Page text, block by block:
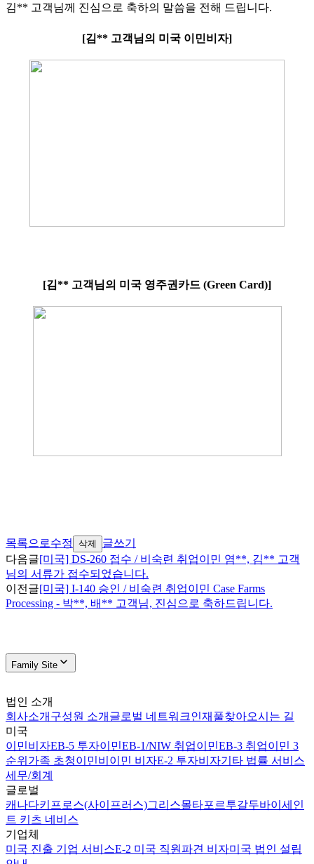
김** 고객님께 진심으로 축하의 말씀을 전해 드립니다.
[김** 고객님의 미국 이민비자]
[김** 고객님의 미국 영주권카드 (Green Card)]
목록으로수정 삭제
글쓰기
다음글[미국] DS-260 접수 / 비숙련 취업이민 염**, 김** 고객
님의 서류가 접수되었습니다.
이전글[미국] I-140 승인 / 비숙련 취업이민 Case Farms
Processing - 박**, 배** 고객님, 진심으로 축하드립니다.
Family Site
법인 소개
회사소개 구성원 소개 글로벌 네트워크인재풀찾아오시는 길
미국
이민비자EB-5 투자이민EB-1/NIW 취업이민EB-3 취업이민 3
순위 가족 초청이민비이민 비자E-2 투자비자기타 법률 서비스
세무/회계
글로벌
캐나다키프로스(사이프러스)그리스몰타포르투갈두바이 세인
트 키츠 네비스
기업체
미국 진출 기업 서비스E-2 미국 직원파견 비자미국 법인 설립